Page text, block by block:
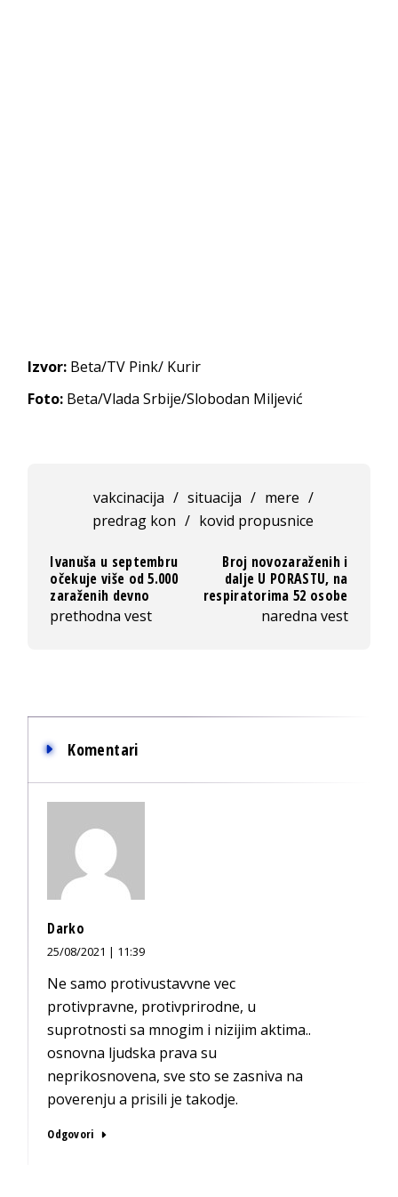
Izvor: Beta/TV Pink/ Kurir
Foto: Beta/Vlada Srbije/Slobodan Miljević
vakcinacija / situacija / mere /
predrag kon / kovid propusnice
Ivanuša u septembru
očekuje više od 5.000
zaraženih devno
prethodna vest
Broj novozaraženih i
dalje U PORASTU, na
respiratorima 52 osobe
naredna vest
Komentari
Darko
25/08/2021 | 11:39
Ne samo protivustavvne vec
protivpravne, protivprirodne, u
suprotnosti sa mnogim i nizijim aktima..
osnovna ljudska prava su
neprikosnovena, sve sto se zasniva na
poverenju a prisili je takodje.
Odgovori